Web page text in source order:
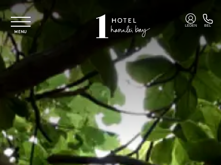
Overslaan naar hoofdinhoud
MENU
LEDEN BEL